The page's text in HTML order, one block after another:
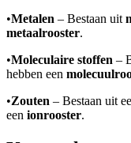
•Metalen – Bestaan uit
metaalrooster.
•Moleculaire stoffen –
hebben een
•Zouten – Bestaan uit
een ionrooster.